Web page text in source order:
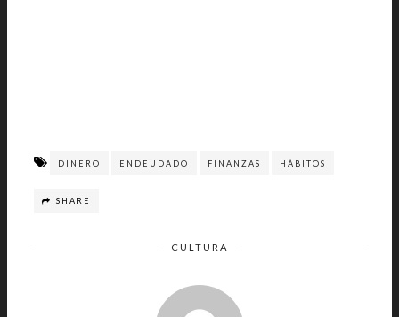
DINERO ENDEUDADO FINANZAS HÁBITOS
SHARE
CULTURA